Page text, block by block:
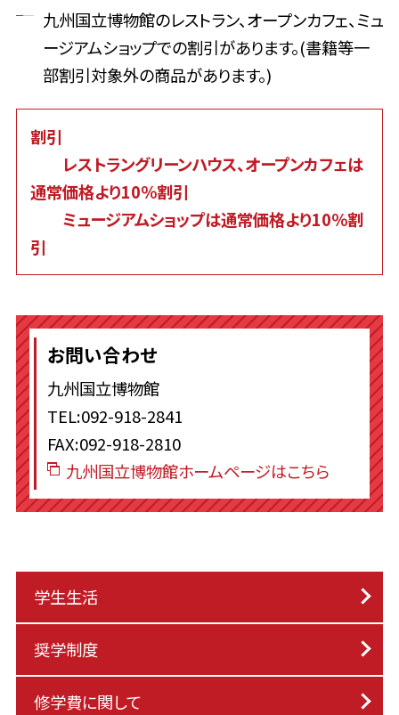
九州国立博物館のレストラン、オープンカフェ、ミュ
ージアムショップでの割引があります。(書籍等一
部割引対象外の商品があります。)
割引
レストラングリーンハウス、オープンカフェは
通常価格より10％割引
ミュージアムショップは通常価格より10％割
引
お問い合わせ
九州国立博物館
TEL:092-918-2841
FAX:092-918-2810
九州国立博物館ホームページはこちら
学生生活
奨学制度
修学費に関して